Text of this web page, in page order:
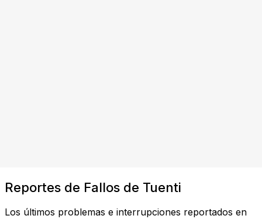
Reportes de Fallos de Tuenti
Los últimos problemas e interrupciones reportados en